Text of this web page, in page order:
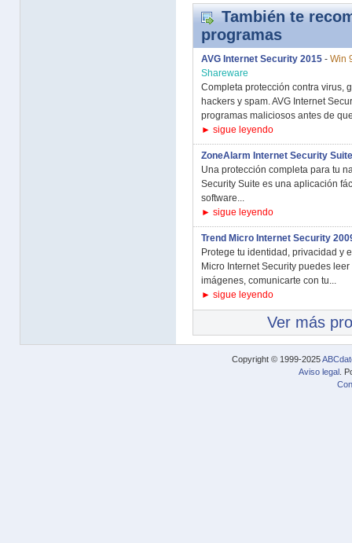
También te
programas
AVG Internet Security 2015 - Win
Shareware
Completa protección contra virus,
hackers y spam. AVG Internet
programas maliciosos antes de
► sigue leyendo
ZoneAlarm Internet Security
Una protección completa para tu
Security Suite es una aplicación
software...
► sigue leyendo
Trend Micro Internet Security
Protege tu identidad, privacidad y
Micro Internet Security puedes
imágenes, comunicarte con tu...
► sigue leyendo
Ver más
Copyright © 1999-2025
Aviso legal .